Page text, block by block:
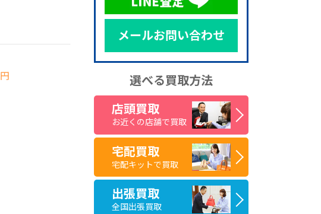
円
メールお問い合わせ
選べる買取方法
店頭買取
お近くの店舗で買取
宅配買取
宅配キットで買取
出張買取
全国出張買取